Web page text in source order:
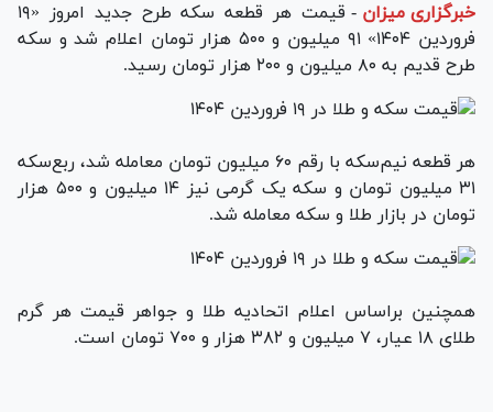
خبرگزاری میزان -
قیمت هر قطعه سکه طرح جدید امروز «۱۹
فروردین ۱۴۰۴» ۹۱ میلیون و ۵۰۰ هزار تومان اعلام شد و سکه
طرح قدیم به ۸۰ میلیون و ۲۰۰ هزار تومان رسید.
هر قطعه نیم‌سکه با رقم ۶۰ میلیون تومان معامله شد، ربع‌سکه
۳۱ میلیون تومان و سکه یک گرمی نیز ۱۴ میلیون و ۵۰۰ هزار
تومان در بازار طلا و سکه معامله شد.
همچنین براساس اعلام اتحادیه طلا و جواهر قیمت هر گرم
طلای ۱۸ عیار، ۷ میلیون و ۳۸۲ هزار و ۷۰۰ تومان است.